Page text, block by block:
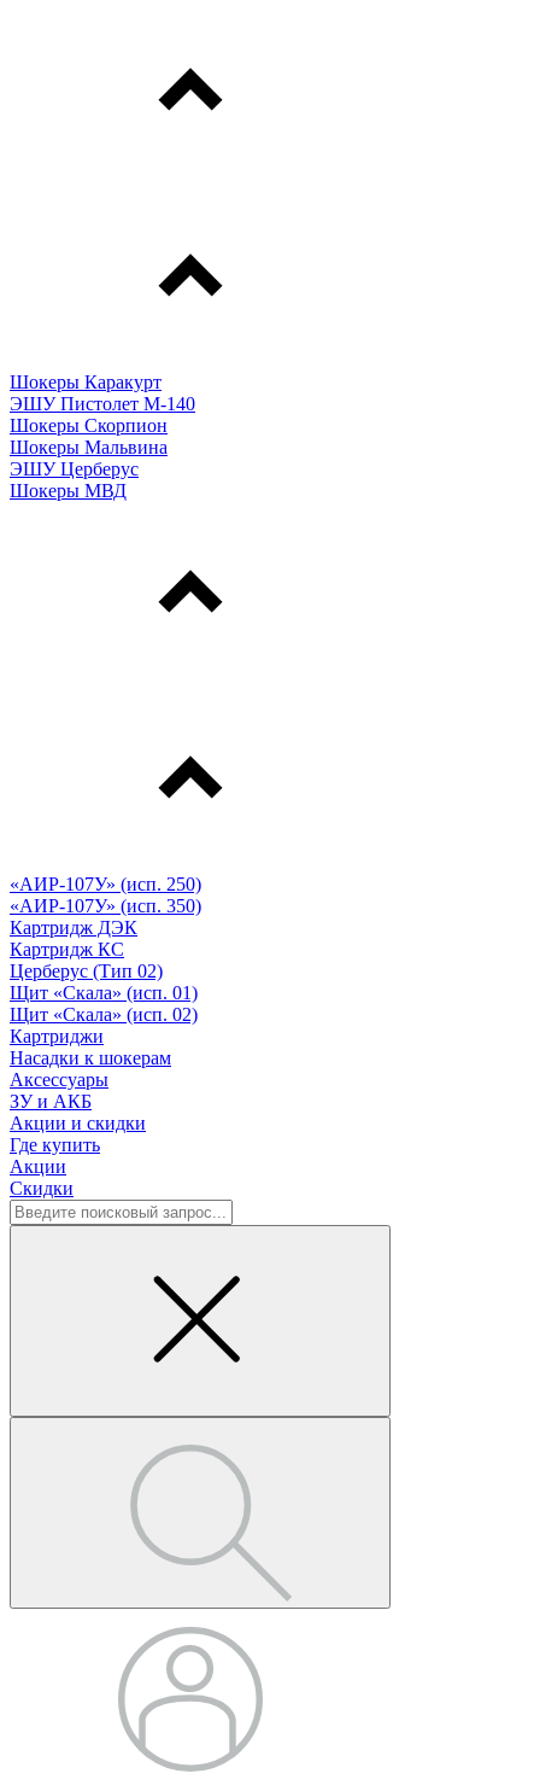
Шокеры Каракурт
ЭШУ Пистолет М-140
Шокеры Скорпион
Шокеры Мальвина
ЭШУ Церберус
Шокеры МВД
«АИР-107У» (исп. 250)
«АИР-107У» (исп. 350)
Картридж ДЭК
Картридж КС
Церберус (Тип 02)
Щит «Скала» (исп. 01)
Щит «Скала» (исп. 02)
Картриджи
Насадки к шокерам
Аксессуары
ЗУ и АКБ
Акции и скидки
Где купить
Акции
Скидки